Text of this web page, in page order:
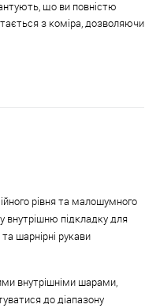
що ви повністю
з коміра, дозволяючи
рівня та малошумного
внутрішню підкладку для
шарнірні рукави
внутрішніми шарами,
до діапазону